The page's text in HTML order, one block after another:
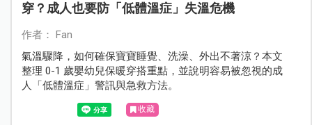
穿？成人也要防「低體溫症」失溫危機
作者： Fan
氣溫驟降，如何確保寶寶睡覺、洗澡、外出不著涼？本文
整理 0-1 歲嬰幼兒保暖穿搭重點，並說明容易被忽視的成
人「低體溫症」警訊與急救方法。
收藏